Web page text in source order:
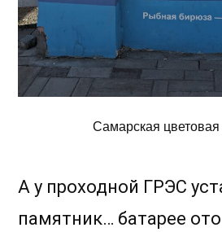
Самарская
А у проходной ГРЭС
памятник… батарее